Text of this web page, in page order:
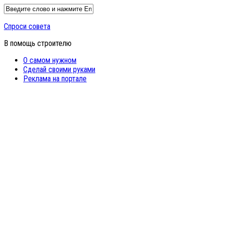
Спроси совета
В помощь строителю
О самом нужном
Сделай своими руками
Реклама на портале